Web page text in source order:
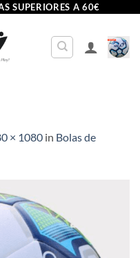
SUPERIORES A 60€
× 1080 in Bolas de